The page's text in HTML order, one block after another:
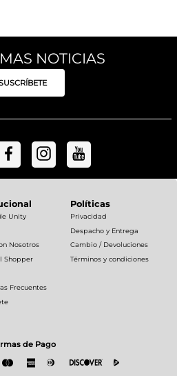
NOTICIAS
Unity
Nosotros
Shopper
Frecuentes
Políticas
Privacidad
Despacho y Entrega
Cambio / Devoluciones
Términos y condiciones
de Pago